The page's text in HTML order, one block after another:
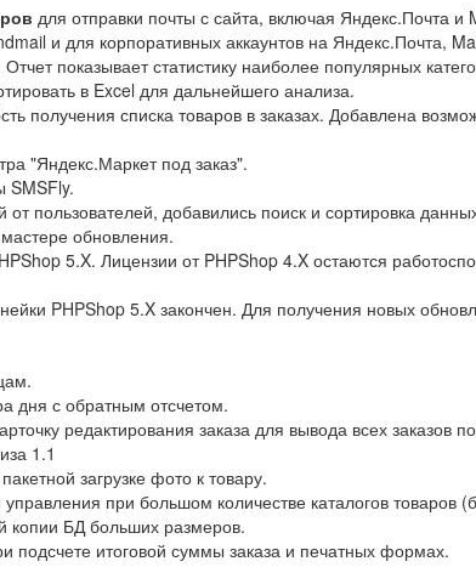
для отправки почты с сайта, включая Яндекс.Почта
и для корпоративных аккаунтов на Яндекс.Почта,
Отчет показывает статистику наиболее популярных
в Excel для дальнейшего анализа.
получения списка товаров в заказах. Добавлена
"Яндекс.Маркет под заказ".
SMSFly.
пользователей, добавились поиск и сортировка
обновления.
5.X. Лицензии от PHPShop 4.X остаются
PHPShop 5.X закончен. Для получения новых
дня с обратным отсчетом.
редактирования заказа для вывода всех заказов
1.1
загрузке фото к товару.
при большом количестве каталогов товаров
копии БД больших размеров.
итоговой суммы заказа и печатных формах.